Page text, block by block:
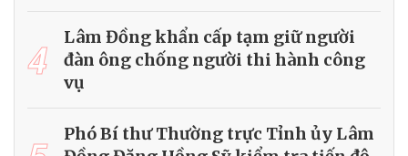
4
Lâm Đồng khẩn cấp tạm giữ người
đàn ông chống người thi hành công
vụ
Phó Bí thư Thường trực Tỉnh ủy Lâm